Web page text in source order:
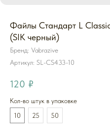
Файлы Стандарт L
(SIK черный)
Бренд: Vabrazive
Артикул: SL-CS433-10
120 ₽
Кол-во штук в упаковке
10
25 50